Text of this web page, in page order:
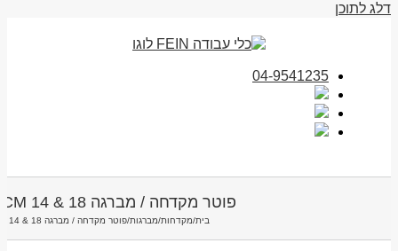
דלג לתוכן
04-9541235
פוטר מקדחה / מברגה ASCM 14 & 18
בית/מקדחות/מברגות/פוטר מקדחה / מברגה ASCM 14 & 18